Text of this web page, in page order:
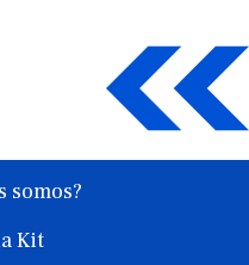
somos?
Kit